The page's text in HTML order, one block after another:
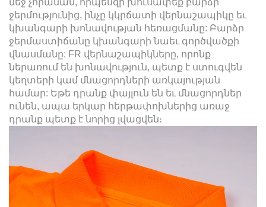
մեջ չորանան, որպեսզի խուսափեք բարձր
ջերմությունից, ինչը կկրճատի վերնաշապիկը եւ
կխանգարի խոնավության հեռացմանը: Բարձր
ջերմաստիճանը կխանգարի նաեւ գործվածքի
վնասմանը: FR վերնաշապիկները, որոնք
ներառում են խոնավություն, պետք է ստուգվեն
կեղտերի կամ մնացորդների առկայության
համար: Եթե դրանք փայլուն են եւ մնացորդներ
ունեն, ապա երկար հերթափոխներից առաջ
դրանք պետք է նորից լվացվեն։